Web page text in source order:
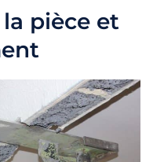
pièce et